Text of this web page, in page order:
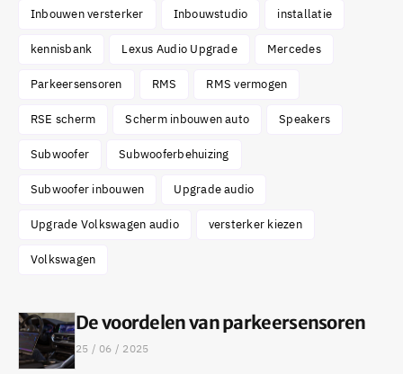
Inbouwen versterker Inbouwstudio installatie
kennisbank Lexus Audio Upgrade Mercedes
Parkeersensoren RMS RMS vermogen
RSE scherm Scherm inbouwen auto Speakers
Subwoofer Subwooferbehuizing
Subwoofer inbouwen Upgrade audio
Upgrade Volkswagen audio versterker kiezen
Volkswagen
De voordelen van parkeersensoren
25 / 06 / 2025